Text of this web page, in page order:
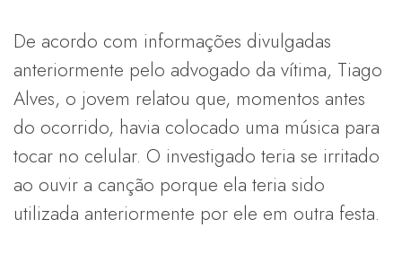
De acordo com informações divulgadas
anteriormente pelo advogado da vítima, Tiago
Alves, o jovem relatou que, momentos antes
do ocorrido, havia colocado uma música para
tocar no celular. O investigado teria se irritado
ao ouvir a canção porque ela teria sido
utilizada anteriormente por ele em outra festa.